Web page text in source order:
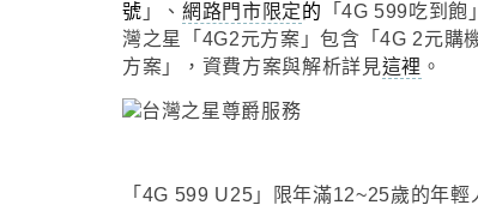
號 」 、 網路門市限定的 「4G 599吃到飽
灣之星「4G2元方案」包含「4G 2元購
方案」
，資費方案與解析詳見這裡 。
「 4G 599 U25 」 限年滿12~25歲的年輕